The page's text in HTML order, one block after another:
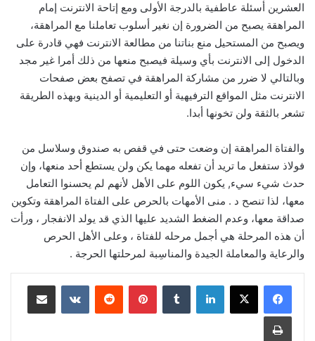
العشرين أسئلة عاطفية بالدرجة الأولى ومع إتاحة الانترنت إمام
المراهقة يصبح من الضرورة إن نغير أسلوب تعاملنا مع المراهقة،
ويصبح من المستحيل منع بناتنا من مطالعة الانترنت فهي قادرة على
الدخول إلى الانترنت بأي وسيلة فيصبح منعها من ذلك أمرا غير مجد
وبالتالي لا ضرر من مشاركة المراهقة في تصفح بعض صفحات
الانترنت مثل المواقع الترفيهية أو التعليمية أو الدينية وبهذه الطريقة
تشعر بالثقة ولن تخونها أبدا.
والفتاة المراهقة إن وضعت حتى في قفص به صندوق وسلاسل من
فولاذ ستفعل ما تريد أن تفعله مهما يكن ولن يستطع أحد منعها، وإن
حدث شيء سيء, يكون اللوم على الأهل لأنهم لم يحسنوا التعامل
معها، لذا تنصح د . منى الأمهات بالحرص على الفتاة المراهقة وتكوين
صداقة معها، وعدم الضغط الشديد عليها الذي قد يولد الانفجار ، ورأت
أن هذه المرحلة هي أجمل مرحله للفتاة ، وعلى الأهل الحرص
والرعاية والمعاملة الجيدة والمناسِبة لمرحلتها الحرجة .
لينكدإن بينتيريست